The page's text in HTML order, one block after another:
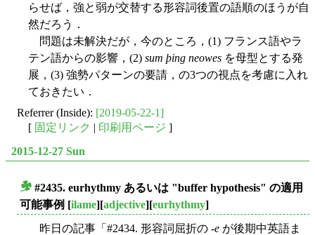
らせば，強と弱が交替する形容詞後置の語順のほうが自
然だろう．
問題は未解決だが，今のところ，(1) フランス語やラ
テン語からの影響，(2) sum þing neowes を母型とする発
展，(3) 強勢パターンの要請，の3つの視点を考慮に入れ
ておきたい．
Referrer (Inside): [2019-05-22-1]
[ 固定リンク | 印刷用ページ ]
2015-12-27 Sun
#2435. eurhythmy あるいは "buffer hypothesis" の適用
可能事例 [ilame][adjective][eurhythmy]
昨日の記事「#2434. 形容詞屈折の -e が後期中英語ま